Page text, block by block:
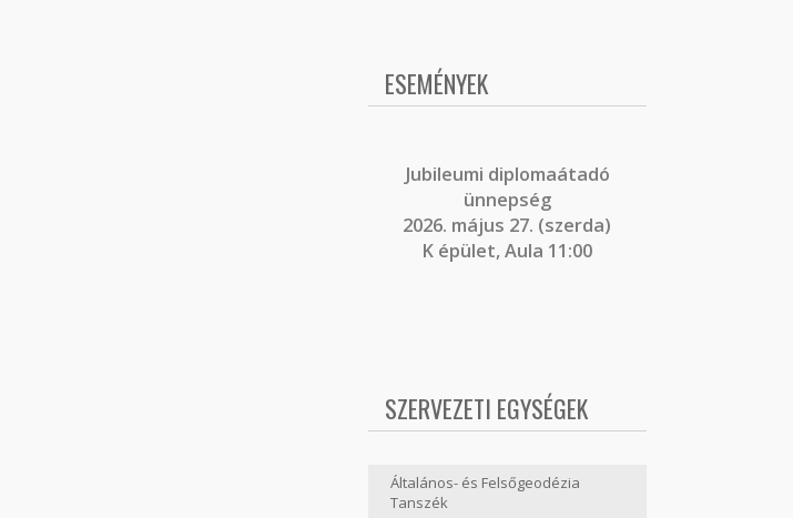
ESEMÉNYEK
Jubileumi diplomaátadó
ünnepség
2026. május 27. (szerda)
K épület, Aula 11:00
SZERVEZETI EGYSÉGEK
Általános- és Felsőgeodézia
Tanszék